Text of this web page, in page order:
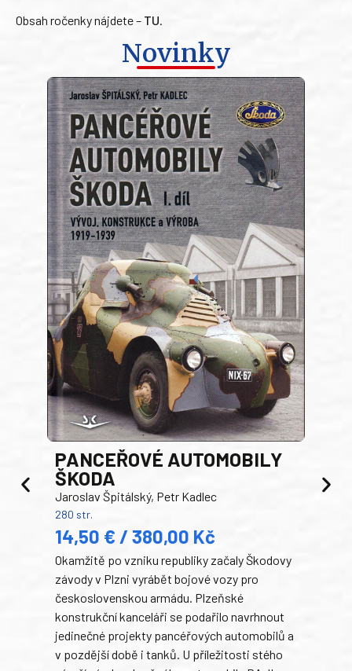
Obsah ročenky nájdete – TU
Novinky
PANCEŘOVÉ AUTOMOBILY
ŠKODA
Jaroslav Špitálský, Petr Kadlec
280 str.
14,50 € / 380,00 Kč
Okamžitě po vzniku republiky začaly Škodovy
závody v Plzni vyrábět bojové vozy pro
československou armádu. Plzeňské
konstrukční kanceláři se podařilo navrhnout
jedinečné projekty pancéřových automobilů a
v pozdější době i tanků. U příležitosti stého